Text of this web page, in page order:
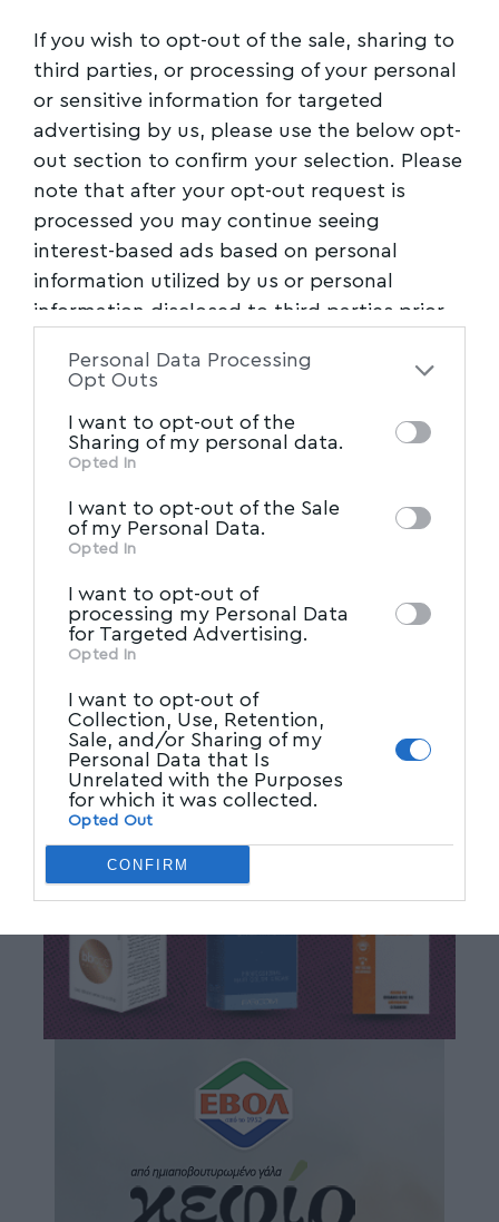
If you wish to opt-out of the sale, sharing to
third parties, or processing of your personal
or sensitive information for targeted
advertising by us, please use the below opt-
out section to confirm your selection. Please
note that after your opt-out request is
processed you may continue seeing
interest-based ads based on personal
information utilized by us or personal
information disclosed to third parties prior
of the further disclosure of your personal
of downstream participants. This
information may also be disclosed by us to
Participantsthat may further disclose it to
other third parties.
Personal Data Processing
Opt Outs
I want to opt-out of the
Sharing of my personal data.
Opted In
I want to opt-out of the Sale
of my Personal Data.
Opted In
I want to opt-out of
processing my Personal Data
for Targeted Advertising.
Opted In
I want to opt-out of
Collection, Use, Retention,
Sale, and/or Sharing of my
Personal Data that Is
Unrelated with the Purposes
for which it was collected.
Opted Out
CONFIRM
TAGGED: ΑΜΑΛΙΑΠΟΛΗ ΒΟΛΟΣ, ΚΑΘΕΛΚΥΣΗ
ΜΑΓΝΗΣΙΑ
Facebook